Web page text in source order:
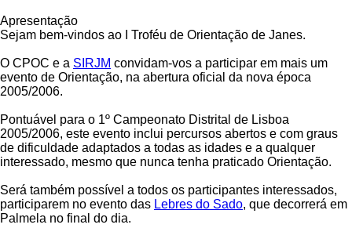
Apresentação
Sejam bem-vindos ao I Troféu de Orientação de Janes.
O CPOC e a SIRJM convidam-vos a participar em mais um
evento de Orientação, na abertura oficial da nova época
2005/2006.
Pontuável para o 1º Campeonato Distrital de Lisboa
2005/2006, este evento inclui percursos abertos e com graus
de dificuldade adaptados a todas as idades e a qualquer
interessado, mesmo que nunca tenha praticado Orientação.
Será também possível a todos os participantes interessados,
participarem no evento das Lebres do Sado, que decorrerá em
Palmela no final do dia.